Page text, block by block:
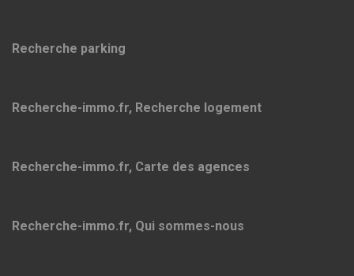
Recherche parking
Recherche-immo.fr, Recherche logement
Recherche-immo.fr, Carte des agences
Recherche-immo.fr, Qui sommes-nous